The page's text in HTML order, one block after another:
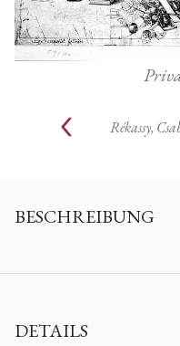
Rékassy,
BESCHREIBUNG
DETAILS